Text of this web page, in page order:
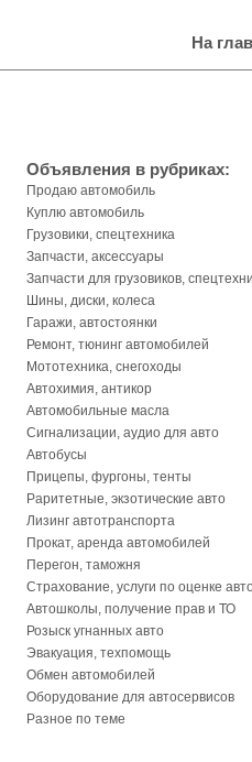
На
Объявления в рубриках:
Продаю автомобиль
Куплю автомобиль
Грузовики, спецтехника
Запчасти, аксессуары
Запчасти для грузовиков,
Шины, диски, колеса
Гаражи, автостоянки
Ремонт, тюнинг автомобилей
Мототехника, снегоходы
Автохимия, антикор
Автомобильные масла
Сигнализации, аудио для авто
Автобусы
Прицепы, фургоны, тенты
Раритетные, экзотические авто
Лизинг автотранспорта
Прокат, аренда автомобилей
Перегон, таможня
Страхование, услуги по оценке
Автошколы, получение прав и ТО
Розыск угнанных авто
Эвакуация, техпомощь
Обмен автомобилей
Оборудование для автосервисов
Разное по теме